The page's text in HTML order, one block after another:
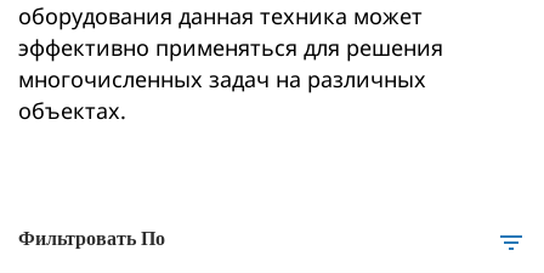
оборудования данная техника может
эффективно применяться для решения
многочисленных задач на различных
объектах.
Фильтровать По filter_list